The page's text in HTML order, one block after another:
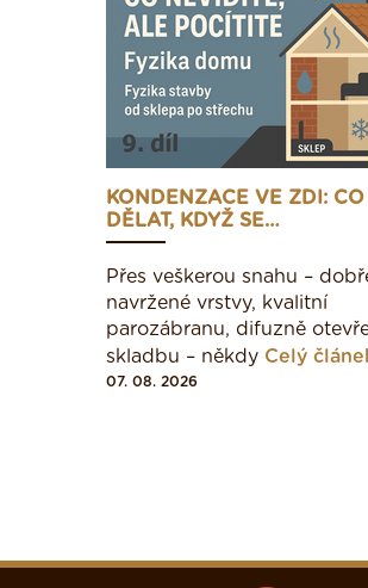
KONDENZACE VE ZDI: CO
DĚLAT, KDYŽ SE…
Přes veškerou snahu –
navržené vrstvy, kvalitní
parozábranu, difuzně
skladbu – někdy Celý
07. 08. 2026